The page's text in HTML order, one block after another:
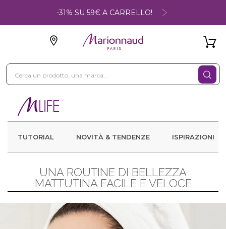
-31% SU 59€ A CARRELLO!
TUTORIAL NOVITÀ & TENDENZE ISPIRAZIONI
UNA ROUTINE DI BELLEZZA
MATTUTINA FACILE E VELOCE